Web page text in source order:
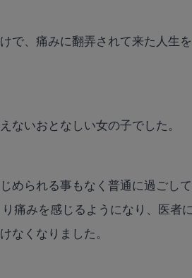
で、痛みに翻弄されて来た人生を
ないおとなしい女の子でした。
められる事もなく普通に過ごして
痛みを感じるようになり、医者
なくなりました。